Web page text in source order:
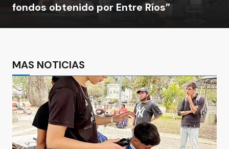
fondos obtenido por Entre Ríos”
MAS NOTICIAS